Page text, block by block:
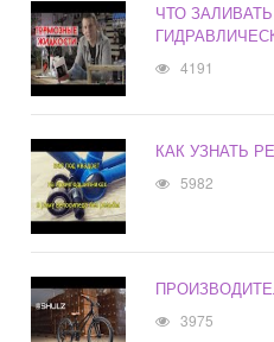
ЧТО
4191
КАК УЗНАТЬ
5982
3975